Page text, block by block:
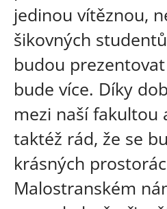
jedinou vítěznou,
šikovných
budou
bude více. Díky
mezi naší fakultou
taktéž rád, že se
krásných
Malostranském